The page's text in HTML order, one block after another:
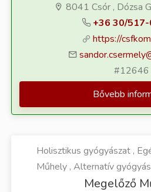
8041 Csór , Dózsa
+36 30/
https://
#12646
Bővebb
Holisztikus gyógyászat ,
Műhely , Alternatív
Megelőző